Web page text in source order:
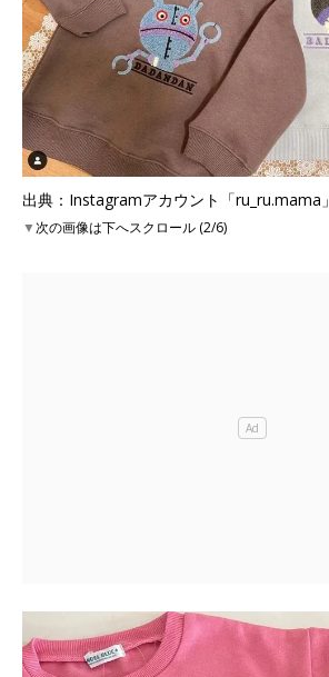
出典：Instagramアカウント「ru_ru.mama」
▼次の画像は下へスクロール (2/6)